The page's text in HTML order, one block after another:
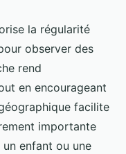
la régularité
observer des
rend
en encourageant
facilite
importante
enfant ou une